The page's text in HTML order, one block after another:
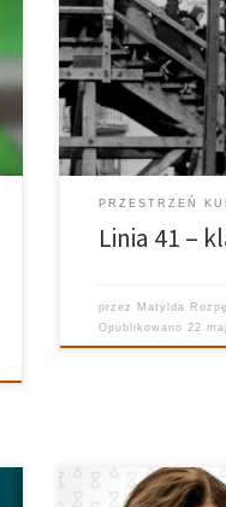
światowej, w
żydowskie getto.
stronę miasta musiał
chociaż raz wsiadł
PRZESTRZEŃ
Linia 41 –
przez Matylda
Opublikowano 22